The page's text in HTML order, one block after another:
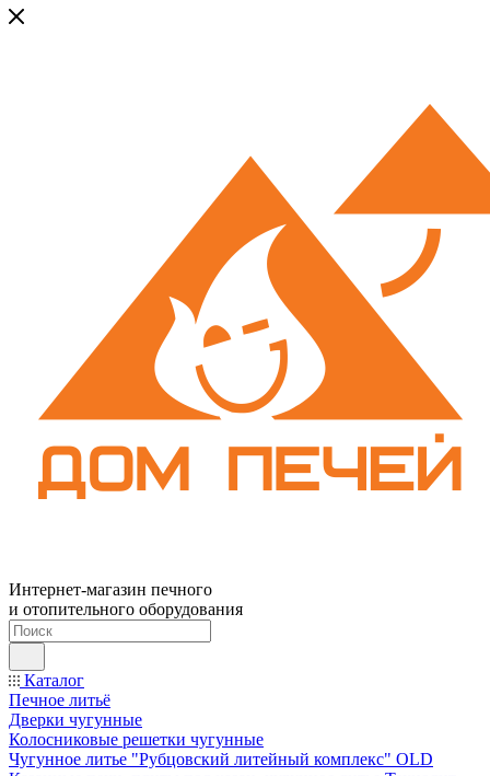
Интернет-магазин печного
и отопительного оборудования
Каталог
Печное литьё
Дверки чугунные
Колосниковые решетки чугунные
Чугунное литье "Рубцовский литейный комплекс" OLD